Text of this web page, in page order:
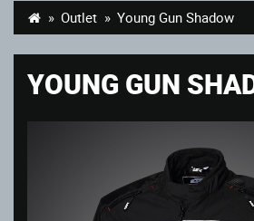
Outlet Young Gun Shadow
YOUNG GUN